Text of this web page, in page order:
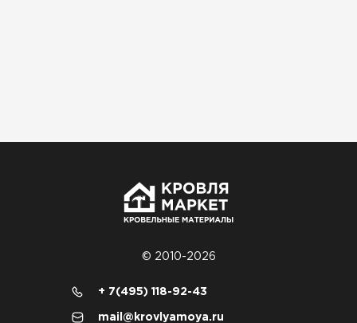
© 2010-2026
+ 7(495) 118-92-43
mail@krovlyamoya.ru